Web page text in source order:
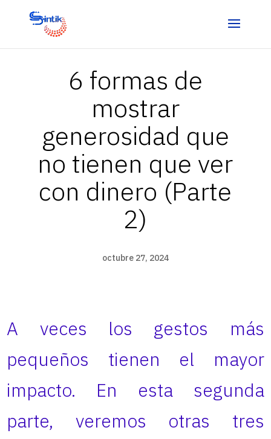
6 formas de
mostrar
generosidad que
no tienen que ver
con dinero (Parte
2)
octubre 27, 2024
A veces los gestos más
pequeños tienen el mayor
impacto. En esta segunda
parte, veremos otras tres